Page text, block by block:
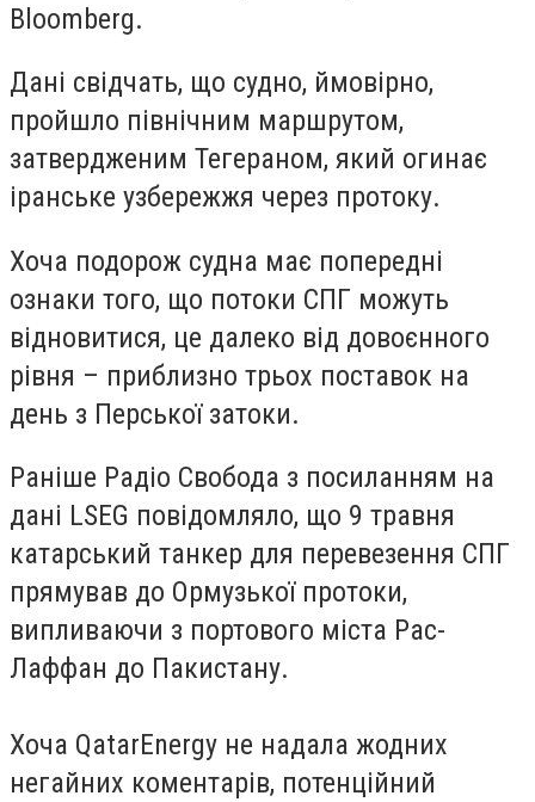
Bloomberg.
Дані свідчать, що судно, ймовірно,
пройшло північним маршрутом,
затвердженим Тегераном, який огинає
іранське узбережжя через протоку.
Хоча подорож судна має попередні
ознаки того, що потоки СПГ можуть
відновитися, це далеко від довоєнного
рівня – приблизно трьох поставок на
день з Перської затоки.
Раніше Радіо Свобода з посиланням на
дані LSEG повідомляло, що 9 травня
катарський танкер для перевезення СПГ
прямував до Ормузької протоки,
випливаючи з портового міста Рас-
Лаффан до Пакистану.
Хоча QatarEnergy не надала жодних
негайних коментарів, потенційний